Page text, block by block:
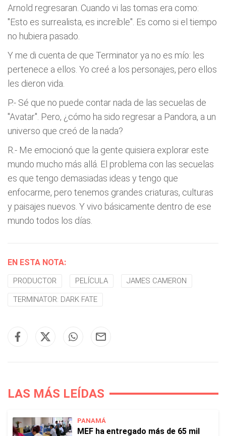
Arnold regresaran. Cuando vi las tomas era como:
"Esto es surrealista, es increíble". Es como si el tiempo
no hubiera pasado.
Y me di cuenta de que Terminator ya no es mío: les
pertenece a ellos. Yo creé a los personajes, pero ellos
les dieron vida.
P.- Sé que no puede contar nada de las secuelas de
"Avatar". Pero, ¿cómo ha sido regresar a Pandora, a un
universo que creó de la nada?
R.- Me emocionó que la gente quisiera explorar este
mundo mucho más allá. El problema con las secuelas
es que tengo demasiadas ideas y tengo que
enfocarme, pero tenemos grandes criaturas, culturas
y paisajes nuevos. Y vivo básicamente dentro de ese
mundo todos los días.
EN ESTA NOTA:
PRODUCTOR PELÍCULA JAMES CAMERON
TERMINATOR: DARK FATE
LAS MÁS LEÍDAS
PANAMÁ
MEF ha entregado más de 65 mil